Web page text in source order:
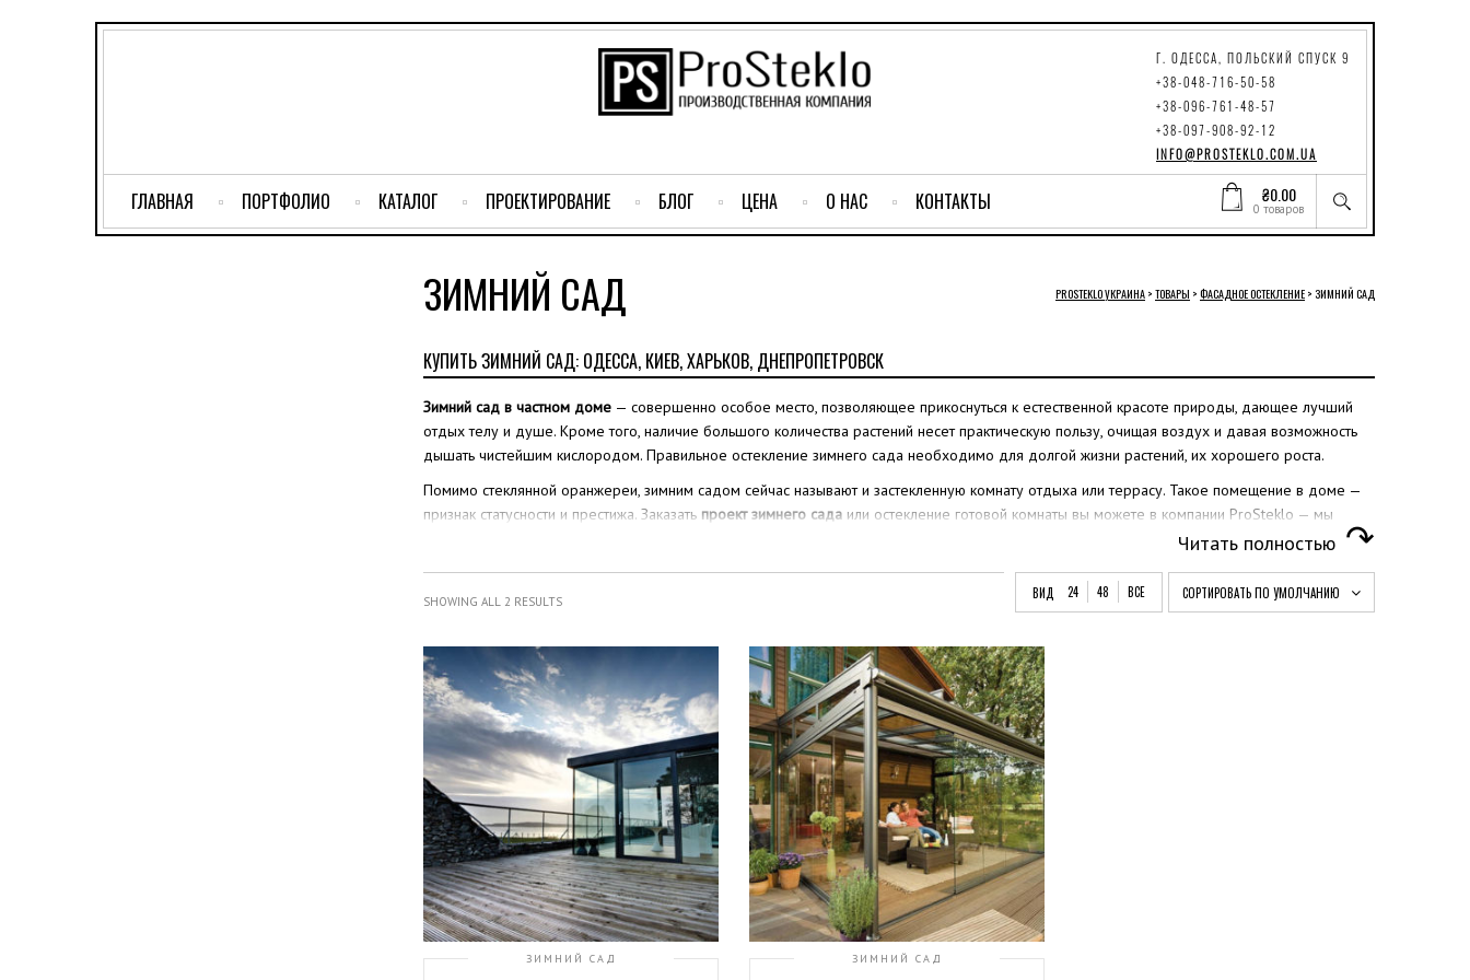
Г. ОДЕССА, ПОЛЬСКИЙ СПУСК 9
+38-048-716-50-58
+38-096-761-48-57
+38-097-908-92-12
INFO@PROSTEKLO.COM.UA
₴0.00
0 товаров
ГЛАВНАЯ ПОРТФОЛИО КАТАЛОГ ПРОЕКТИРОВАНИЕ БЛОГ ЦЕНА О НАС КОНТАКТЫ
ЗИМНИЙ САД PROSTEKLO УКРАИНА > ТОВАРЫ > ФАСАДНОЕ ОСТЕКЛЕНИЕ > ЗИМНИЙ САД
КУПИТЬ ЗИМНИЙ САД: ОДЕССА, КИЕВ, ХАРЬКОВ, ДНЕПРОПЕТРОВСК
Зимний сад в частном доме — совершенно особое место, позволяющее прикоснуться к естественной красоте природы, дающее лучший
отдых телу и душе. Кроме того, наличие большого количества растений несет практическую пользу, очищая воздух и давая возможность
дышать чистейшим кислородом. Правильное остекление зимнего сада необходимо для долгой жизни растений, их хорошего роста.
Помимо стеклянной оранжереи, зимним садом сейчас называют и застекленную комнату отдыха или террасу. Такое помещение в доме —
признак статусности и престижа. Заказать проект зимнего сада или остекление готовой комнаты вы можете в компании ProSteklo — мы
работаем в Одессе, Киеве, Харькове и прочих городах Украины. Прочные конструкции из закаленного стекла или алюминия сделают
Конструкции зимнего сада: особенности
Строительство данного помещения — достаточно сложная задача, ведь при возведении зимнего сада нужно учесть очень много нюансов. В
качестве каркаса используются алюминиевые и стальные профили с высочайшим значением прочности. Наполнением служат двойные или
тройные алюминиевые стеклопакеты с теплоизоляцией. Зимний сад в доме или квартире призван подарить уголок вечного лета среди
сурового климата наших широт, поэтому данное помещение должно быть максимально теплым и солнечным. При строительстве зимнего
сада нужно учитывать:
герметичность материала для защиты помещения от попадания влаги;
при этом внутри комнаты должен сохраняться высокий уровень влажности для поддержания необходимого микроклимата;
одновременная светопроницаемость сооружения и защита материала от ультрафиолета;
защита конструкции от скапливания осадков — отвод дождевой воды, профилактика образования снежной шапки;
хорошая защита помещения от ветра.
Для максимальной долговечности зимнего сада при строительстве нужно обращать особое внимание не только на конструктивные
особенности помещения, но и на правильный выбор материалов. Алюминиевые зимние сады, грамотно спроектированные и изготовленные
из качественных элементов, выдерживают суровые климатические условия не один десяток лет.
Читать полностью
SHOWING ALL 2 RESULTS ВИД 24 48 ВСЕ СОРТИРОВАТЬ ПО УМОЛЧАНИЮ
ЗИМНИЙ САД ЗИМНИЙ САД